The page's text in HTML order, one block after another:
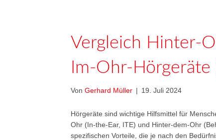
Vergleich Hinter-
Im-Ohr-Hörgeräte
Von Gerhard Müller | 19. Juli 2024
Hörgeräte sind wichtige Hilfsmittel für
Ohr (In-the-Ear, ITE) und Hinter-dem-Ohr
spezifischen Vorteile, die je nach den